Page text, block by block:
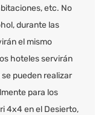
etc. No
durante las
el mismo
hoteles servirán
pueden realizar
para los
4x4 en el Desierto,